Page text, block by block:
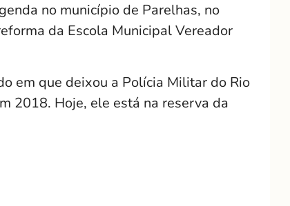
no município de Parelhas, no
da Escola Municipal Vereador
em que deixou a Polícia Militar do Rio
2018. Hoje, ele está na reserva da